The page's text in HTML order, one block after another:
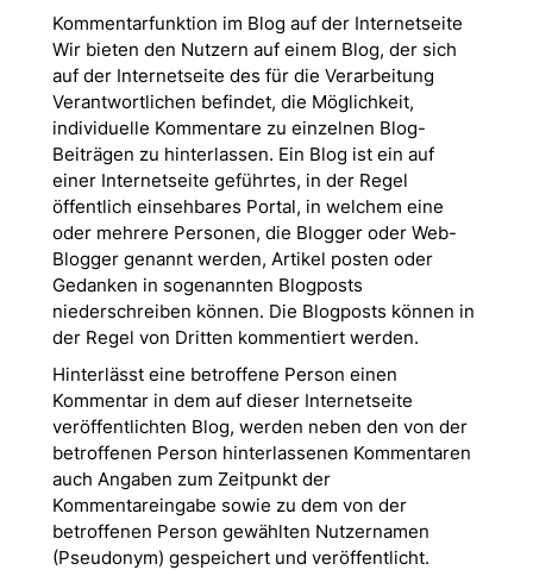
Kommentarfunktion im Blog auf der Internetseite
Wir bieten den Nutzern auf einem Blog, der sich
auf der Internetseite des für die Verarbeitung
Verantwortlichen befindet, die Möglichkeit,
individuelle Kommentare zu einzelnen Blog-
Beiträgen zu hinterlassen. Ein Blog ist ein auf
einer Internetseite geführtes, in der Regel
öffentlich einsehbares Portal, in welchem eine
oder mehrere Personen, die Blogger oder Web-
Blogger genannt werden, Artikel posten oder
Gedanken in sogenannten Blogposts
niederschreiben können. Die Blogposts können in
der Regel von Dritten kommentiert werden.
Hinterlässt eine betroffene Person einen
Kommentar in dem auf dieser Internetseite
veröffentlichten Blog, werden neben den von der
betroffenen Person hinterlassenen Kommentaren
auch Angaben zum Zeitpunkt der
Kommentareingabe sowie zu dem von der
betroffenen Person gewählten Nutzernamen
(Pseudonym) gespeichert und veröffentlicht.